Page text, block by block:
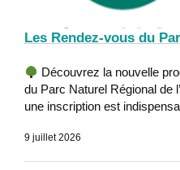
Les Rendez-vous du
Découvrez la nouvelle
du Parc Naturel Régional de
une inscription est
9 juillet 2026